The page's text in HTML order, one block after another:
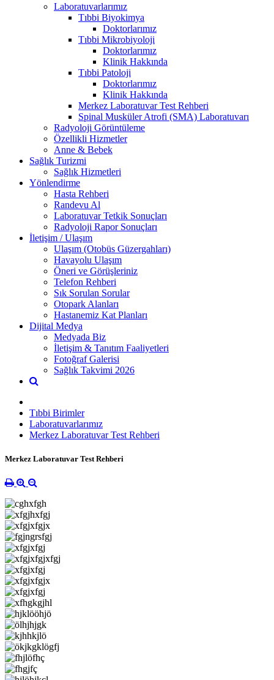
Laboratuvarlarımız
Tıbbi Biyokimya
Doktorlarımız
Tıbbi Mikrobiyoloji
Doktorlarımız
Klinik Hakkında
Tıbbi Patoloji
Doktorlarımız
Klinik Hakkında
Merkez Laboratuvar Test Rehberi
Spinal Musküler Atrofi (SMA) Laboratuvarı
Radyoloji Görüntüleme
Özellikli Hizmetler
Anne & Bebek
Sağlık Turizmi
Sağlık Hizmetleri
Yönlendirme
Hasta Rehberi
Randevu Al
Laboratuvar Tetkik Sonuçları
Radyoloji Rapor Sonuçları
İletişim / Ulaşım
Ulaşım (Otobüs Güzergahları)
Havayolu Ulaşım
Öneri ve Görüşleriniz
Telefon Rehberi
Sık Sorulan Sorular
Otopark Alanları
Hastanemiz Kat Planları
Dijital Medya
Medyada Biz
İletişim & Tanıtım Faaliyetleri
Fotoğraf Galerisi
Sağlık Takvimi 2026
Tıbbi Birimler
Laboratuvarlarımız
Merkez Laboratuvar Test Rehberi
Merkez Laboratuvar Test Rehberi